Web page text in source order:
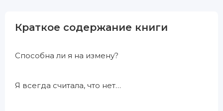
Краткое содержание книги
Способна ли я на измену?
Я всегда считала, что нет…